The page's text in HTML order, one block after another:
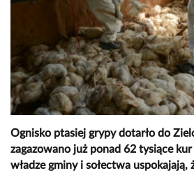
Ognisko ptasiej grypy dotarło do
zagazowano już ponad 62 tysiące
władze gminy i sołectwa